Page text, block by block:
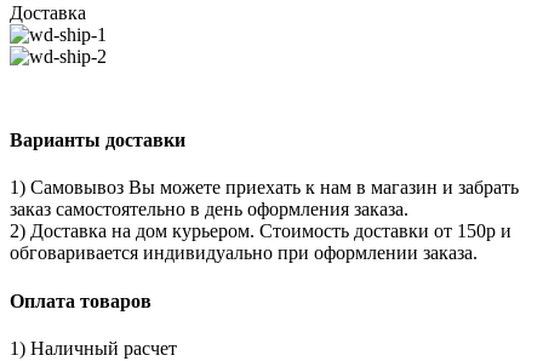
Доставка
Варианты доставки
1) Самовывоз Вы можете приехать к нам в магазин и забрать
заказ самостоятельно в день оформления заказа.
2) Доставка на дом курьером. Стоимость доставки от 150р и
обговаривается индивидуально при оформлении заказа.
Оплата товаров
1) Наличный расчет